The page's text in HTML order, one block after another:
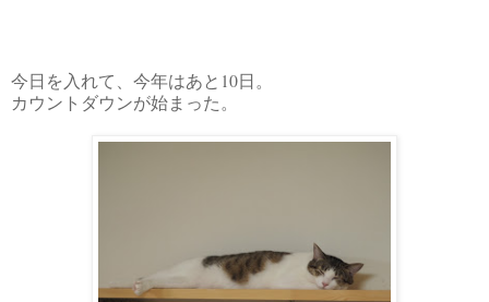
今日を入れて、今年はあと10日。
カウントダウンが始まった。